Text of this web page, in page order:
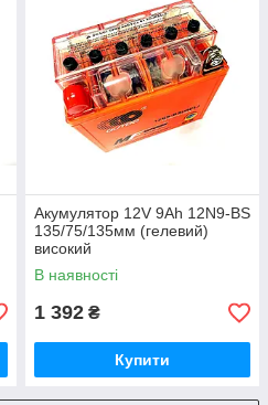
Акумулятор 12V 9Аһ 12N9-BS
135/75/135мм (гелевий)
високий
В наявності
1 392 ₴
Купити